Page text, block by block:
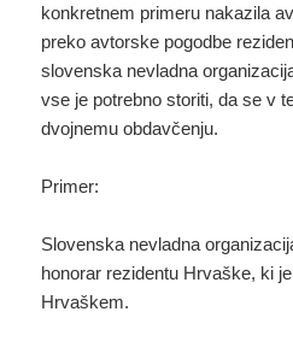
konkretnem primeru nakazila
preko avtorske pogodbe
slovenska nevladna
vse je potrebno storiti, da se v
dvojnemu obdavčenju.
Primer:
Slovenska nevladna
honorar rezidentu Hrvaške, ki
Hrvaškem.